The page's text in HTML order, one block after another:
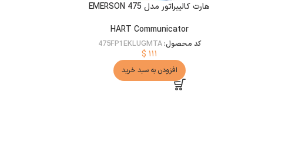
هارت کالیبراتور مدل EMERSON 475
HART Communicator
کد محصول:475FP1EKLUGMTA
$ ۱۱۱
افزودن به سبد خرید